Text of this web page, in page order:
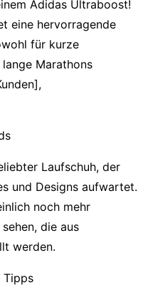
Adidas Ultraboost!
eine hervorragende
für kurze
Marathons
Laufschuh, der
und Designs aufwartet.
noch mehr
die aus
werden.
Tipps